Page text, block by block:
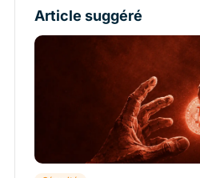
Article suggéré